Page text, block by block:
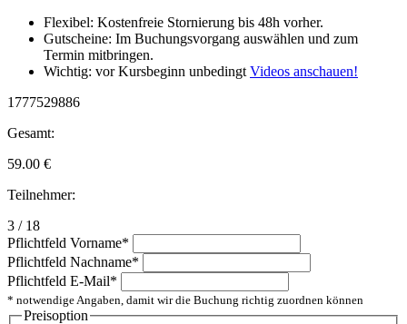
Flexibel: Kostenfreie Stornierung bis 48h vorher.
Gutscheine: Im Buchungsvorgang auswählen und zum
Termin mitbringen.
Wichtig: vor Kursbeginn unbedingt Videos anschauen!
1777529886
Gesamt:
59.00 €
Teilnehmer:
3 / 18
Pflichtfeld Vorname*
Pflichtfeld Nachname*
Pflichtfeld E-Mail*
* notwendige Angaben, damit wir die Buchung richtig zuordnen können
Preisoption